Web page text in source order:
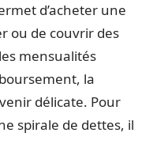
d’acheter une
ou de couvrir des
mensualités
la
délicate. Pour
spirale de dettes, il